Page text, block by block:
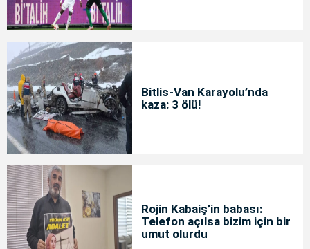
Bitlis-Van Karayolu’nda
kaza: 3 ölü!
Rojin Kabaiş’in babası:
Telefon açılsa bizim için bir
umut olurdu